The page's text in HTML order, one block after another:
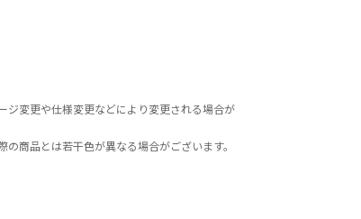
ジ変更や仕様変更などにより変更される場合が
商品とは若干色が異なる場合がございます。